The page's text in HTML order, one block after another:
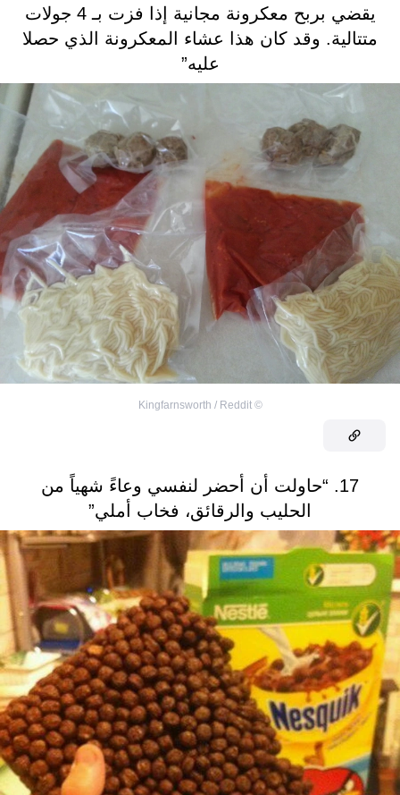
يقضي بربح معكرونة مجانية إذا فزت بـ 4 جولات
متتالية. وقد كان هذا عشاء المعكرونة الذي حصلا
عليه”
©
Kingfarnsworth / Reddit
17. “حاولت أن أحضر لنفسي وعاءً شهياً من
الحليب والرقائق، فخاب أملي”